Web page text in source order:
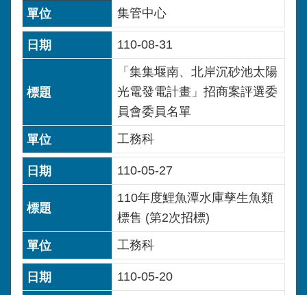
集管中心
110-08-31
「集集堰南、北岸沉砂池太陽
光電發電計畫」招商案評選委
員會委員名單
工務科
110-05-27
110年度鯉魚潭水庫孳生魚類
標售 (第2次招標)
工務科
110-05-20